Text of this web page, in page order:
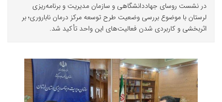
در نشست روسای جهاددانشگاهی و سازمان مدیریت و برنامه‌ریزی
لرستان با موضوع بررسی وضعیت طرح توسعه مرکز درمان ناباروری؛ بر
اثربخشی و کاربردی شدن فعالیت‌های این واحد تأکید شد.